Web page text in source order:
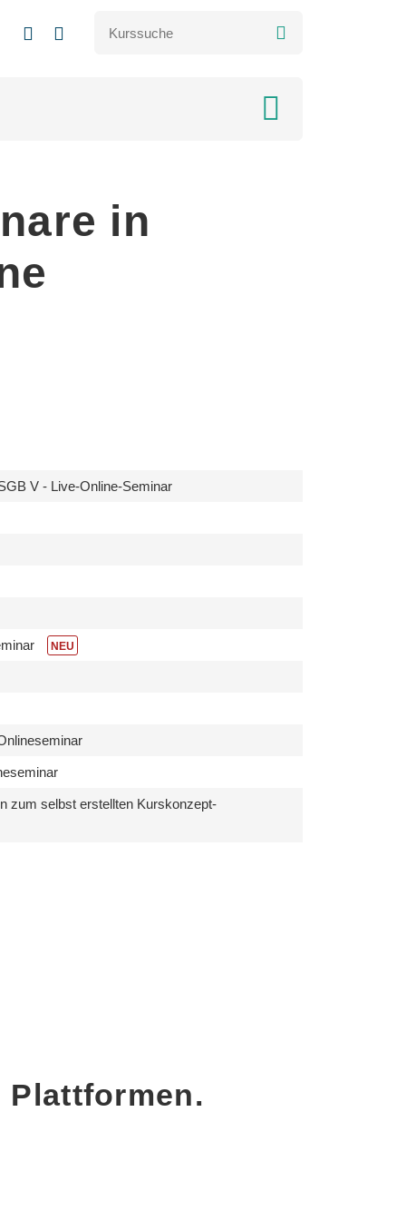
in
V - Live-Online-Seminar
NEU
zum selbst erstellten Kurskonzept-